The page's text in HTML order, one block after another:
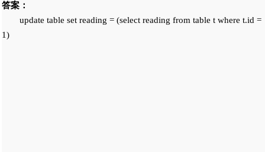
答案：
update table set reading = (select reading from table t where t.id =
1)